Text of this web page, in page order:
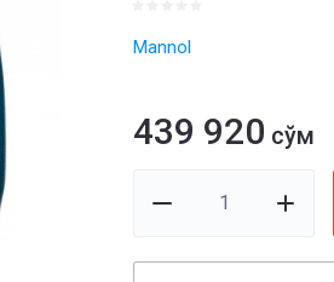
Mannol
439 920 сўм